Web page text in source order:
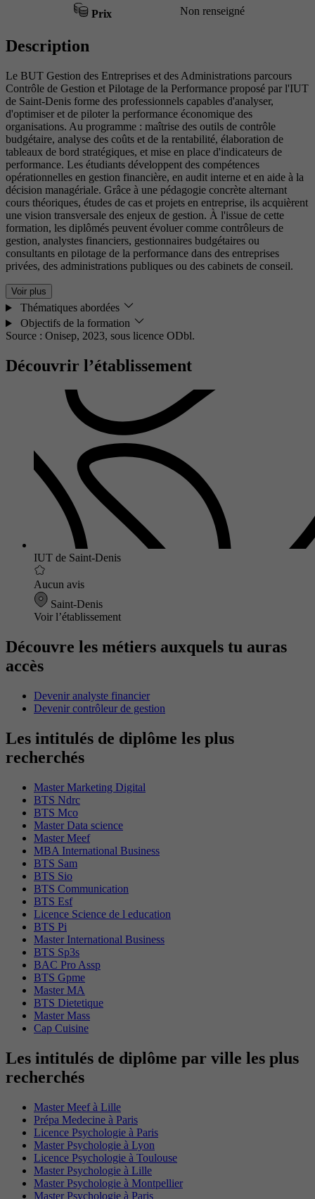
Prix Non renseigné
Description
Le BUT Gestion des Entreprises et des Administrations parcours
Contrôle de Gestion et Pilotage de la Performance proposé par l'IUT
de Saint-Denis forme des professionnels capables d'analyser,
d'optimiser et de piloter la performance économique des
organisations. Au programme : maîtrise des outils de contrôle
budgétaire, analyse des coûts et de la rentabilité, élaboration de
tableaux de bord stratégiques, et mise en place d'indicateurs de
performance. Les étudiants développent des compétences
opérationnelles en gestion financière, en audit interne et en aide à la
décision managériale. Grâce à une pédagogie concrète alternant
cours théoriques, études de cas et projets en entreprise, ils acquièrent
une vision transversale des enjeux de gestion. À l'issue de cette
formation, les diplômés peuvent évoluer comme contrôleurs de
gestion, analystes financiers, gestionnaires budgétaires ou
consultants en pilotage de la performance dans des entreprises
privées, des administrations publiques ou des cabinets de conseil.
Voir plus
Thématiques abordées
Objectifs de la formation
Source : Onisep, 2023, sous licence ODbl.
Découvrir l’établissement
IUT de Saint-Denis
Aucun avis
Saint-Denis
Voir l’établissement
Découvre les métiers auxquels tu auras
accès
Devenir analyste financier
Devenir contrôleur de gestion
Les intitulés de diplôme les plus
recherchés
Master Marketing Digital
BTS Ndrc
BTS Mco
Master Data science
Master Meef
MBA International Business
BTS Sam
BTS Sio
BTS Communication
BTS Esf
Licence Science de l education
BTS Pi
Master International Business
BTS Sp3s
BAC Pro Assp
BTS Gpme
Master MA
BTS Dietetique
Master Mass
Cap Cuisine
Les intitulés de diplôme par ville les plus
recherchés
Master Meef à Lille
Prépa Medecine à Paris
Licence Psychologie à Paris
Master Psychologie à Lyon
Licence Psychologie à Toulouse
Master Psychologie à Lille
Master Psychologie à Montpellier
Master Psychologie à Paris